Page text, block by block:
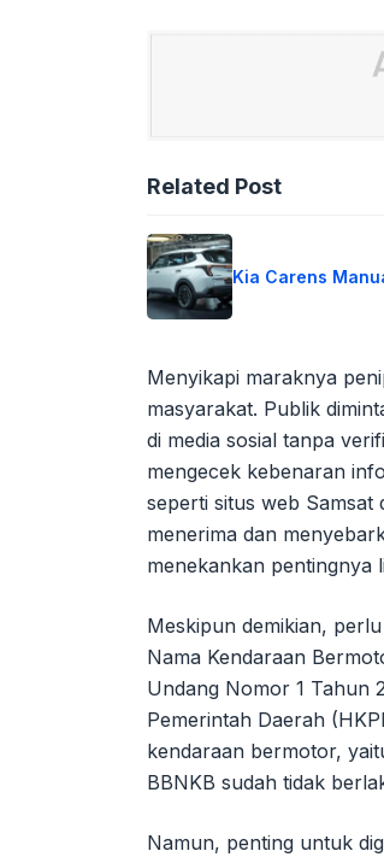
Related Post
Kia Carens
Menyikapi maraknya
masyarakat. Publik
di media sosial tanpa
mengecek kebenaran
seperti situs web
menerima dan
menekankan pentingnya
Meskipun demikian,
Nama Kendaraan
Undang Nomor 1 Tahun
Pemerintah Daerah
kendaraan bermotor,
BBNKB sudah tidak
Namun, penting untuk